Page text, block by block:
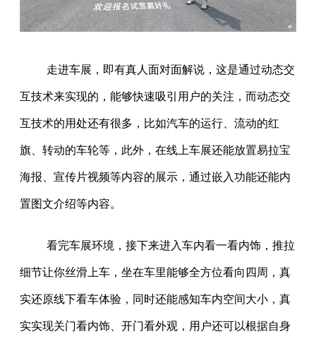
走进车展，即有真人面对面解说，这是通过动态交
互技术来实现的，能够快速吸引用户的关注，而动态交
互技术的用处还有很多，比如汽车的运行、流动的红
旗、转动的车轮等，此外，在线上车展还能放置易拉宝
海报、宣传片视频等内容的展示，通过嵌入功能还能内
置图文介绍等内容。
看完车展环境，接下来进入车内看一看内饰，推拉
细节让你丝滑上车，坐在车里能够全方位看向四周，真
实还原线下看车体验，同时还能感知车内空间大小，真
实实现关门看内饰、开门看外观，用户还可以根据自身